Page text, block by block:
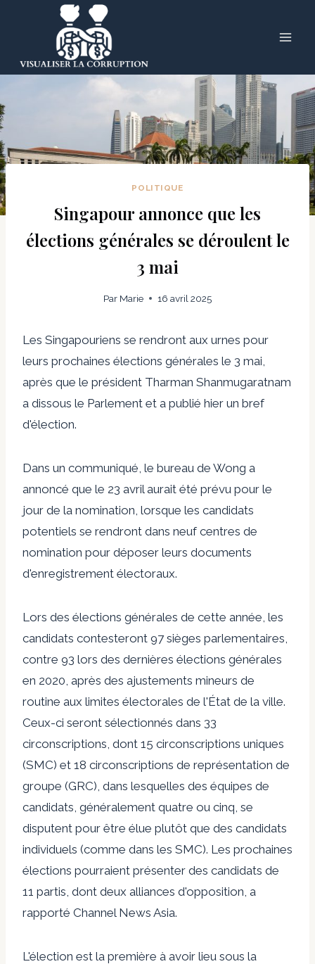
POLITIQUE
Singapour annonce que les
élections générales se déroulent le
3 mai
Par Marie 16 avril 2025
Les Singapouriens se rendront aux urnes pour
leurs prochaines élections générales le 3 mai,
après que le président Tharman Shanmugaratnam
a dissous le Parlement et a publié hier un bref
d'élection.
Dans un communiqué, le bureau de Wong a
annoncé que le 23 avril aurait été prévu pour le
jour de la nomination, lorsque les candidats
potentiels se rendront dans neuf centres de
nomination pour déposer leurs documents
d'enregistrement électoraux.
Lors des élections générales de cette année, les
candidats contesteront 97 sièges parlementaires,
contre 93 lors des dernières élections générales
en 2020, après des ajustements mineurs de
routine aux limites électorales de l'État de la ville.
Ceux-ci seront sélectionnés dans 33
circonscriptions, dont 15 circonscriptions uniques
(SMC) et 18 circonscriptions de représentation de
groupe (GRC), dans lesquelles des équipes de
candidats, généralement quatre ou cinq, se
disputent pour être élue plutôt que des candidats
individuels (comme dans les SMC). Les prochaines
élections pourraient présenter des candidats de
11 partis, dont deux alliances d'opposition, a
rapporté Channel News Asia.
L'élection est la première à avoir lieu sous la